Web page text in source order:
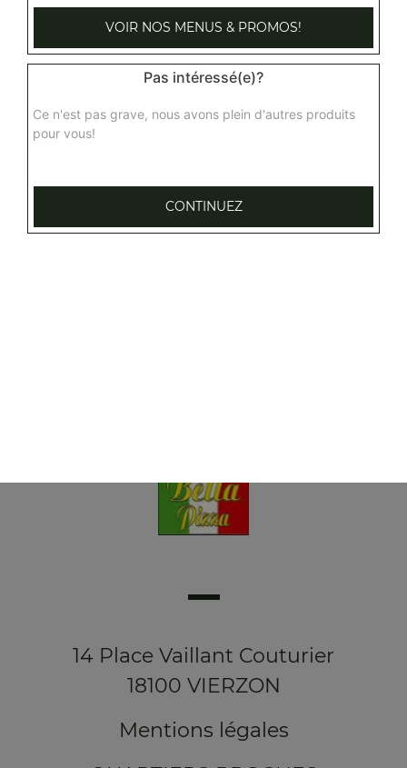
14 Place Vaillant Couturier
18100 VIERZON
Mentions légales
VOIR NOS MENUS & PROMOS!
Pas intéressé(e)?
Ce n'est pas grave, nous avons plein d'autres produits
pour vous!
CONTINUEZ